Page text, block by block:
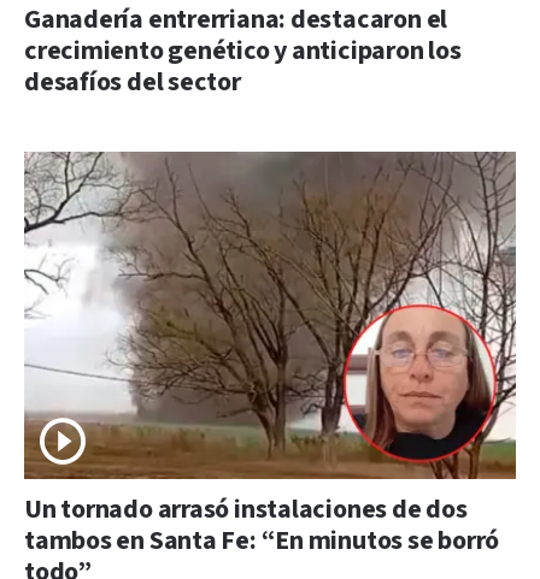
Ganadería entrerriana: destacaron el
crecimiento genético y anticiparon los
desafíos del sector
Un tornado arrasó instalaciones de dos
tambos en Santa Fe: “En minutos se borró
todo”